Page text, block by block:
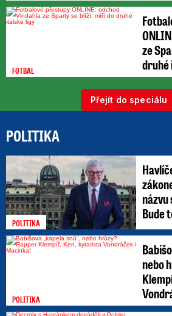
FOTBAL
ze
druhé
Přejít do speciálu
POLITIKA
POLITIKA
Bude
POLITIKA
nebo